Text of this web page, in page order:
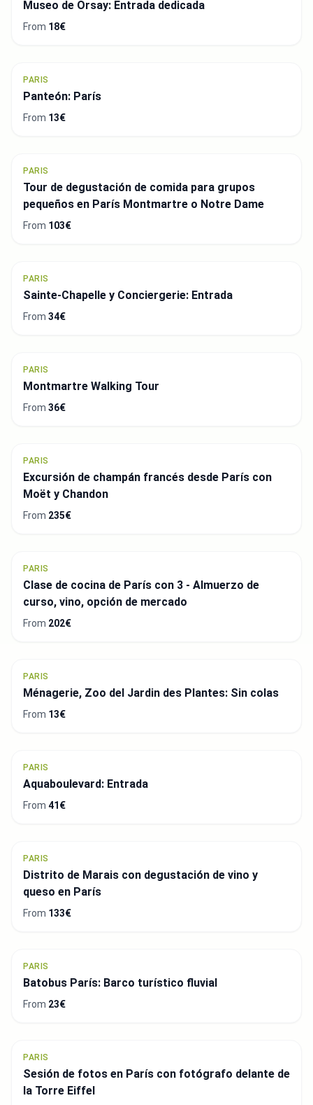
Museo de Orsay: Entrada dedicada
From 18€
PARIS
Panteón: París
From 13€
PARIS
Tour de degustación de comida para grupos
pequeños en París Montmartre o Notre Dame
From 103€
PARIS
Sainte-Chapelle y Conciergerie: Entrada
From 34€
PARIS
Montmartre Walking Tour
From 36€
PARIS
Excursión de champán francés desde París con
Moët y Chandon
From 235€
PARIS
Clase de cocina de París con 3 - Almuerzo de
curso, vino, opción de mercado
From 202€
PARIS
Ménagerie, Zoo del Jardin des Plantes: Sin colas
From 13€
PARIS
Aquaboulevard: Entrada
From 41€
PARIS
Distrito de Marais con degustación de vino y
queso en París
From 133€
PARIS
Batobus París: Barco turístico fluvial
From 23€
PARIS
Sesión de fotos en París con fotógrafo delante de
la Torre Eiffel